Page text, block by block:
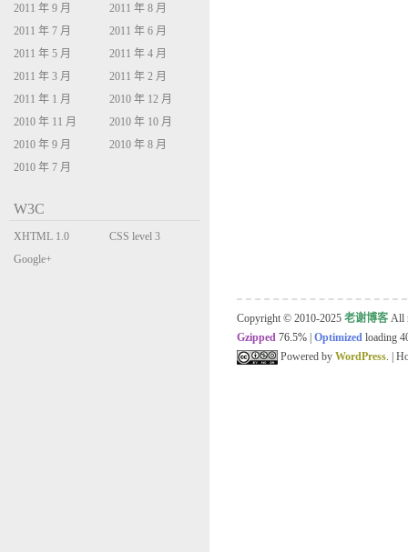
2011 年 9 月
2011 年 8 月
2011 年 7 月
2011 年 6 月
2011 年 5 月
2011 年 4 月
2011 年 3 月
2011 年 2 月
2011 年 1 月
2010 年 12 月
2010 年 11 月
2010 年 10 月
2010 年 9 月
2010 年 8 月
2010 年 7 月
W3C
XHTML 1.0
Transitional
CSS level 3
Google+
Copyright © 2010-2025 老谢博客 All
Gzipped 76.5% Optimized loading
Powered by WordPress. |